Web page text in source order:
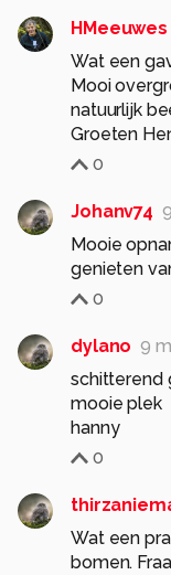
HMeeuwes
Wat een
Mooi
natuurlijk
Groeten
0
Johanv74
Mooie
genieten
0
dylano 9
schitterend
mooie plek
hanny
0
Wat een
bomen.